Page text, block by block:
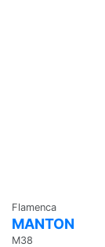
Flamenca
MANTON
M38